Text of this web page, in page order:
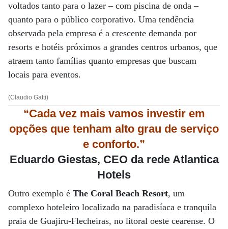
voltados tanto para o lazer – com piscina de onda –
quanto para o público corporativo. Uma tendência
observada pela empresa é a crescente demanda por
resorts e hotéis próximos a grandes centros urbanos, que
atraem tanto famílias quanto empresas que buscam
locais para eventos.
(Claudio Gatti)
“Cada vez mais vamos investir em
opções que tenham alto grau de serviço
e conforto.”
Eduardo Giestas, CEO da rede Atlantica
Hotels
Outro exemplo é The Coral Beach Resort, um
complexo hoteleiro localizado na paradisíaca e tranquila
praia de Guajiru-Flecheiras, no litoral oeste cearense. O